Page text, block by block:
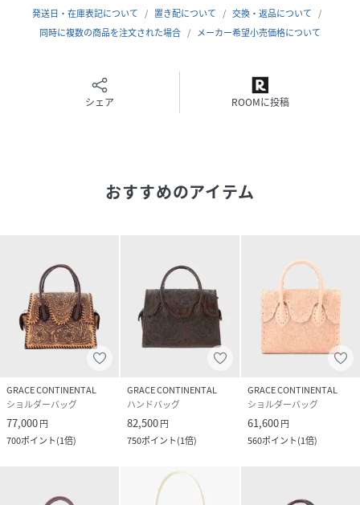
天然素材を使用し、手作業を加えている為一点一点風合いや
色の出方・サイズが若干異なります。予めご了承下さいま
ちに色合いや風合いの変化などが見られます。
使用中に摩擦により多少染料が他のものに付くことがありま
乾燥させる場合は必ず陰干ししてください。天日、直火は硬
性別タイプ レディース
原産国 メキシコ
サイズ F[00]
品番
NQ9299_0425182501
発送日・在庫表記について 置き配について
交換・返品について
同時に複数の商品を注文された場合
メーカー希望小売価格について
シェア ROOMに投稿
おすすめのアイテム
GRACE CONTINENTAL
ショルダーバッグ
77,000円
700ポイント(1倍)
GRACE CONTINENTAL
ハンドバッグ
82,500円
750ポイント(1倍)
GRACE CONTINENTAL
ショルダーバッグ
61,600円
560ポイント(1倍)